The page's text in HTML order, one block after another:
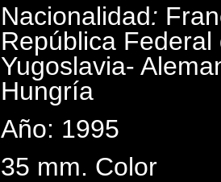
Nacionalidad:
República Federal
Yugoslavia-
Hungría
Año: 1995
35 mm. Color